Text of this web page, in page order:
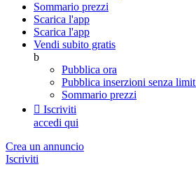
Sommario prezzi
Scarica l'app
Scarica l'app
Vendi subito gratis
b
Pubblica ora
Pubblica inserzioni senza limit
Sommario prezzi
 Iscriviti
accedi qui
Crea un annuncio
Iscriviti